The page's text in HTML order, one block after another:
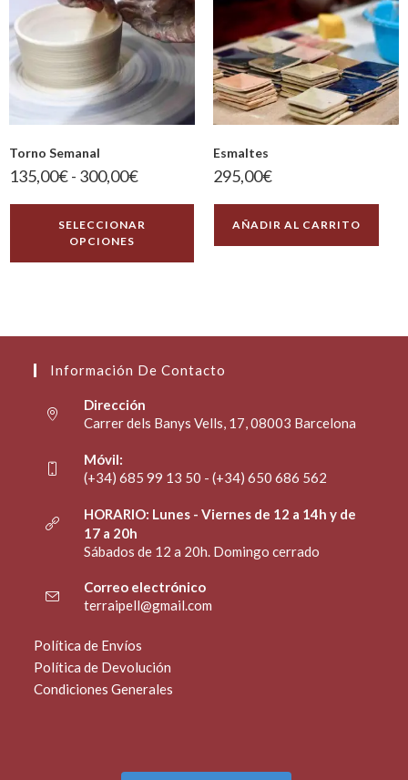
Torno Semanal
135,00€- 300,00€
SELECCIONAR
OPCIONES
Esmaltes
295,00€
AÑADIR AL CARRITO
Información De Contacto
Dirección
Carrer dels Banys Vells, 17, 08003 Barcelona
Móvil:
(+34) 685 99 13 50 - (+34) 650 686 562
HORARIO: Lunes - Viernes de 12 a 14h y de
17 a 20h
Sábados de 12 a 20h. Domingo cerrado
Correo electrónico
terraipell@gmail.com
Política de Envíos
Política de Devolución
Condiciones Generales